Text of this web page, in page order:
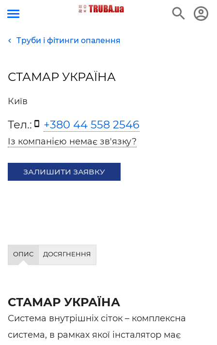
Труби і фітинги опалення
СТАМАР УКРАЇНА
Київ
Тел.: +380 44 558 2546
Із компанією немає зв'язку?
ЗАЛИШИТИ ЗАЯВКУ
ОПИС ДОСЯГНЕННЯ
СТАМАР УКРАЇНА
Система внутрішніх сіток – комплексна
система, в рамках якої інсталятор має